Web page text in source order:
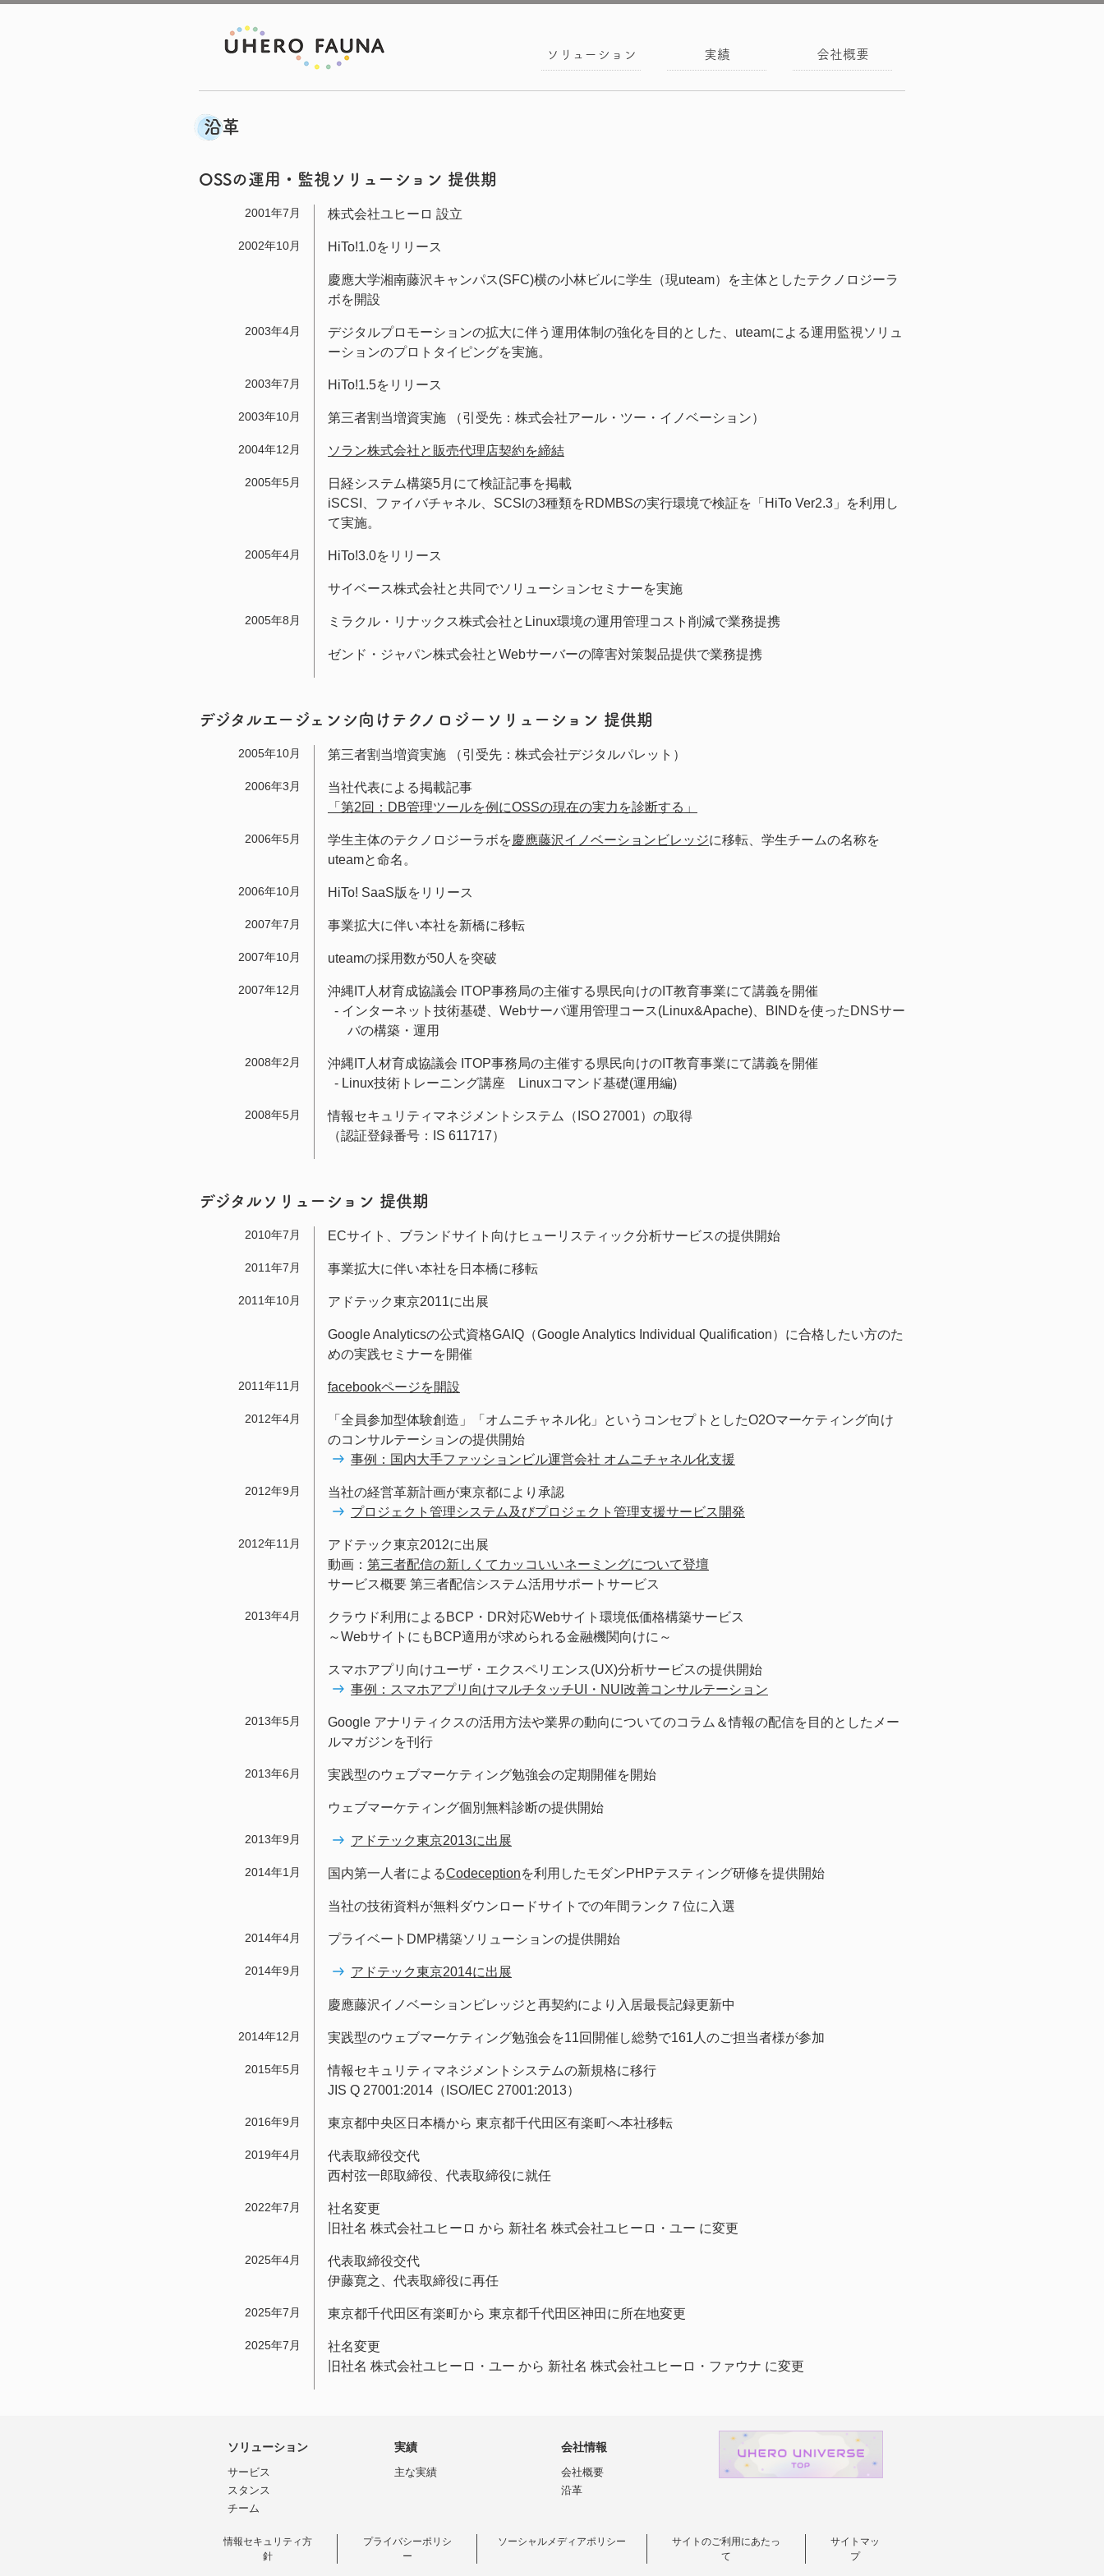
ソリューション 実績 会社概要
沿革
OSSの運用・監視ソリューション 提供期
2001年7月 株式会社ユヒーロ 設立
2002年10月 HiTo!1.0をリリース
慶應大学湘南藤沢キャンパス(SFC)横の小林ビルに学生（現uteam）を主体としたテクノロジーラ
ボを開設
2003年4月
デジタルプロモーションの拡大に伴う運用体制の強化を目的とした、uteamによる運用監視ソリュ
ーションのプロトタイピングを実施。
2003年7月 HiTo!1.5をリリース
2003年10月 第三者割当増資実施 （引受先：株式会社アール・ツー・イノベーション）
2004年12月 ソラン株式会社と販売代理店契約を締結
2005年5月
日経システム構築5月にて検証記事を掲載
iSCSI、ファイバチャネル、SCSIの3種類をRDMBSの実行環境で検証を「HiTo Ver2.3」を利用し
て実施。
2005年4月 HiTo!3.0をリリース
サイベース株式会社と共同でソリューションセミナーを実施
2005年8月 ミラクル・リナックス株式会社とLinux環境の運用管理コスト削減で業務提携
ゼンド・ジャパン株式会社とWebサーバーの障害対策製品提供で業務提携
デジタルエージェンシ向けテクノロジーソリューション 提供期
2005年10月 第三者割当増資実施 （引受先：株式会社デジタルパレット）
2006年3月
当社代表による掲載記事
「第2回：DB管理ツールを例にOSSの現在の実力を診断する」
2006年5月 学生主体のテクノロジーラボを慶應藤沢イノベーションビレッジに移転、学生チームの名称を
uteamと命名。
2006年10月 HiTo! SaaS版をリリース
2007年7月 事業拡大に伴い本社を新橋に移転
2007年10月 uteamの採用数が50人を突破
2007年12月
沖縄IT人材育成協議会 ITOP事務局の主催する県民向けのIT教育事業にて講義を開催
- インターネット技術基礎、Webサーバ運用管理コース(Linux&Apache)、BINDを使ったDNSサー
バの構築・運用
2008年2月
沖縄IT人材育成協議会 ITOP事務局の主催する県民向けのIT教育事業にて講義を開催
- Linux技術トレーニング講座 Linuxコマンド基礎(運用編)
2008年5月
情報セキュリティマネジメントシステム（ISO 27001）の取得
（認証登録番号：IS 611717）
デジタルソリューション 提供期
2010年7月 ECサイト、ブランドサイト向けヒューリスティック分析サービスの提供開始
2011年7月 事業拡大に伴い本社を日本橋に移転
2011年10月 アドテック東京2011に出展
Google Analyticsの公式資格GAIQ（Google Analytics Individual Qualification）に合格したい方のた
めの実践セミナーを開催
2011年11月 facebookページを開設
2012年4月
「全員参加型体験創造」「オムニチャネル化」というコンセプトとしたO2Oマーケティング向け
のコンサルテーションの提供開始
事例：国内大手ファッションビル運営会社 オムニチャネル化支援
2012年9月
当社の経営革新計画が東京都により承認
プロジェクト管理システム及びプロジェクト管理支援サービス開発
2012年11月
アドテック東京2012に出展
動画： 第三者配信の新しくてカッコいいネーミングについて登壇
サービス概要 第三者配信システム活用サポートサービス
2013年4月
クラウド利用によるBCP・DR対応Webサイト環境低価格構築サービス
～WebサイトにもBCP適用が求められる金融機関向けに～
スマホアプリ向けユーザ・エクスペリエンス(UX)分析サービスの提供開始
事例：スマホアプリ向けマルチタッチUI・NUI改善コンサルテーション
2013年5月
Google アナリティクスの活用方法や業界の動向についてのコラム＆情報の配信を目的としたメー
ルマガジンを刊行
2013年6月 実践型のウェブマーケティング勉強会の定期開催を開始
ウェブマーケティング個別無料診断の提供開始
2013年9月 アドテック東京2013に出展
2014年1月 国内第一人者によるCodeceptionを利用したモダンPHPテスティング研修を提供開始
当社の技術資料が無料ダウンロードサイトでの年間ランク７位に入選
2014年4月 プライベートDMP構築ソリューションの提供開始
2014年9月 アドテック東京2014に出展
慶應藤沢イノベーションビレッジと再契約により入居最長記録更新中
2014年12月 実践型のウェブマーケティング勉強会を11回開催し総勢で161人のご担当者様が参加
2015年5月
情報セキュリティマネジメントシステムの新規格に移行
JIS Q 27001:2014（ISO/IEC 27001:2013）
2016年9月 東京都中央区日本橋から 東京都千代田区有楽町へ本社移転
2019年4月
代表取締役交代
西村弦一郎取締役、代表取締役に就任
2022年7月
社名変更
旧社名 株式会社ユヒーロ から 新社名 株式会社ユヒーロ・ユー に変更
2025年4月
代表取締役交代
伊藤寛之、代表取締役に再任
2025年7月 東京都千代田区有楽町から 東京都千代田区神田に所在地変更
2025年7月
社名変更
旧社名 株式会社ユヒーロ・ユー から 新社名 株式会社ユヒーロ・ファウナ に変更
ソリューション
サービス
スタンス
チーム
実績
主な実績
会社情報
会社概要
沿革
情報セキュリティ方
針
プライバシーポリシ
ー
ソーシャルメディアポリシー
サイトのご利用にあたっ
て
サイトマッ
プ